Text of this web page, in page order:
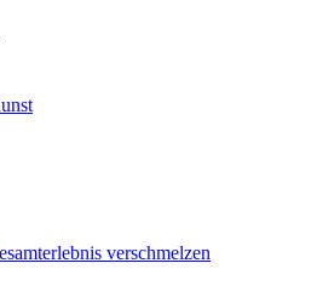
verschmelzen